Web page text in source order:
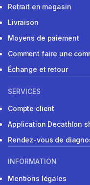
Retrait en magasin
Livraison
Moyens de paiement
Comment faire une
Échange et retour
SERVICES
Compte client
Application Decathlon
Rendez-vous de
INFORMATION
Mentions légales